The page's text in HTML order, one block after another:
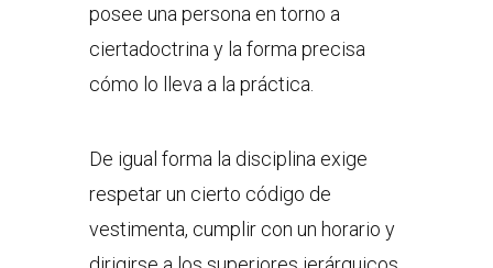
posee una persona en torno a
ciertadoctrina y la forma precisa
cómo lo lleva a la práctica.
De igual forma la disciplina exige
respetar un cierto código de
vestimenta, cumplir con un horario y